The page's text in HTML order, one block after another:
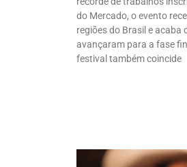
do Mercado, o evento
regiões do Brasil e acaba
avançaram para a fase
festival também coincide